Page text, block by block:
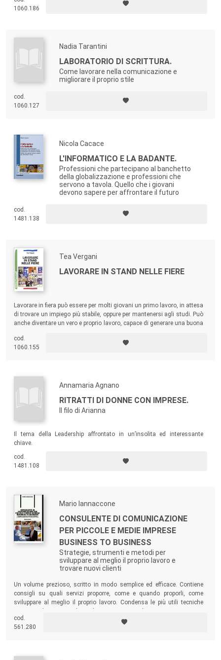
tecniche più efficaci e ad assumere quella mentalità di apertura,
disponibilità e ascolto necessaria per diventare un conciliatore.
1060.186
Nadia Tarantini
LABORATORIO DI SCRITTURA.
Come lavorare nella comunicazione e
migliorare il proprio stile
cod.
1060.127
Nicola Cacace
L'INFORMATICO E LA BADANTE.
Professioni che partecipano al banchetto
della globalizzazione e professioni che
servono a tavola. Quello che i giovani
devono sapere per affrontare il futuro
cod.
1481.138
Tea Vergani
LAVORARE IN STAND NELLE FIERE
Lavorare in fiera può essere per molti giovani un primo lavoro, in attesa
di trovare un impiego più stabile, oppure per mantenersi agli studi. Può
anche diventare un vero e proprio lavoro, capace di generare una buona
cod.
1060.155
Annamaria Agnano
RITRATTI DI DONNE CON IMPRESE.
Il filo di Arianna
Il tema della Leadership affrontato in un’insolita ed interessante
chiave.
cod.
1481.108
Mario Iannaccone
CONSULENTE DI COMUNICAZIONE
PER PICCOLE E MEDIE IMPRESE
BUSINESS TO BUSINESS
Strategie, strumenti e metodi per
sviluppare al meglio il proprio lavoro e
trovare nuovi clienti
Un volume prezioso, scritto in modo semplice ed efficace. Contiene
consigli su quali servizi proporre, come e quando proporli, come
sviluppare al meglio il proprio lavoro. Condensa le più utili tecniche
trovare nuovi clienti.
cod.
561.280